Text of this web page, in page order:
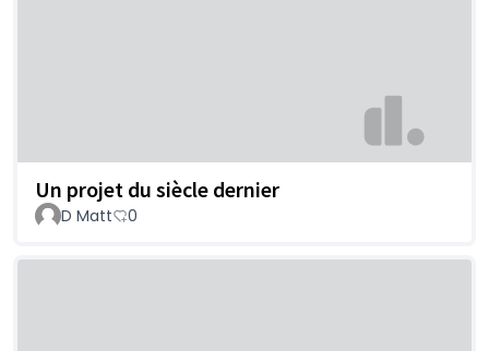
Un projet du siècle dernier
D Matt 0